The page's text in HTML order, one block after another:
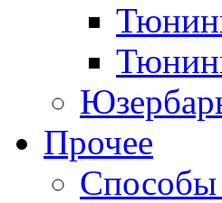
Прочее
Cпособы